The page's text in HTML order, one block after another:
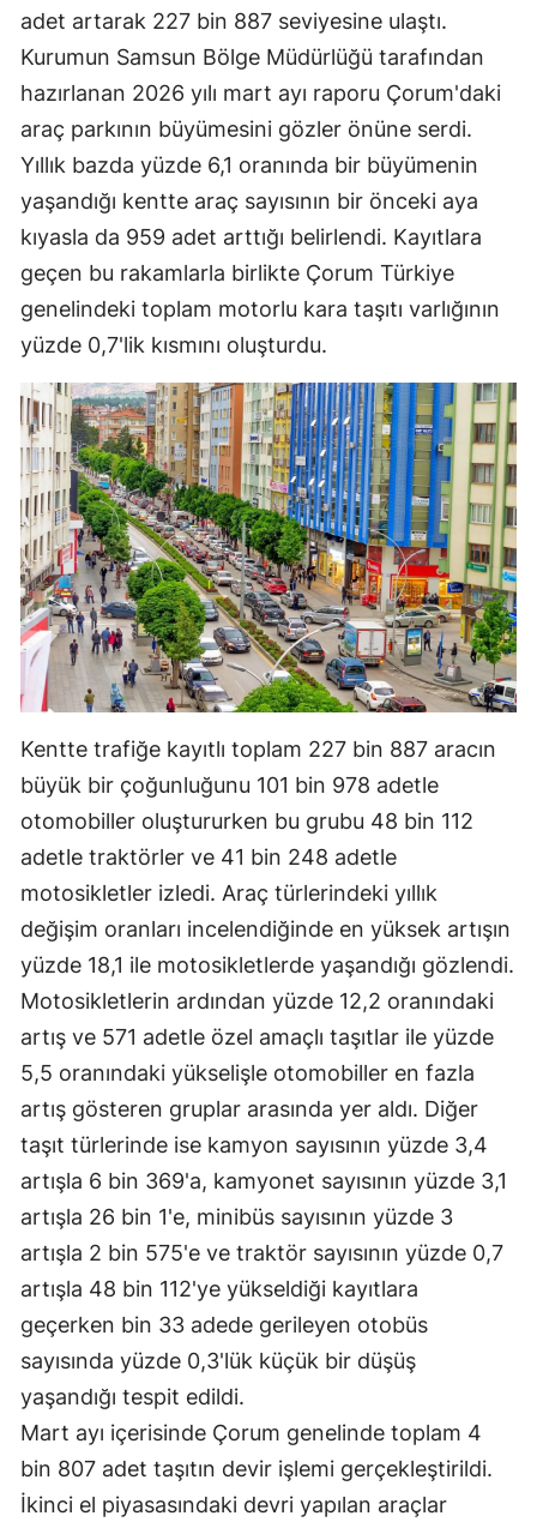
Gaziantep
Giresun
Gümüşhane
Hakkari
Hatay
Isparta
Mersin
İstanbul
İzmir
Kars
Kastamonu
Kayseri
Kırklareli
Kırşehir
Konya
Kütahya
Malatya
Manisa
Kahramanmaraş
Mardin
Muğla
Muş
Nevşehir
Niğde
Ordu
Rize
Sakarya
Siirt
Sinop
adet artarak 227 bin 887 seviyesine ulaştı.
Kurumun Samsun Bölge Müdürlüğü tarafından
hazırlanan 2026 yılı mart ayı raporu Çorum'daki
araç parkının büyümesini gözler önüne serdi.
Yıllık bazda yüzde 6,1 oranında bir büyümenin
yaşandığı kentte araç sayısının bir önceki aya
kıyasla da 959 adet arttığı belirlendi. Kayıtlara
geçen bu rakamlarla birlikte Çorum Türkiye
genelindeki toplam motorlu kara taşıtı varlığının
yüzde 0,7'lik kısmını oluşturdu.
Kentte trafiğe kayıtlı toplam 227 bin 887 aracın
büyük bir çoğunluğunu 101 bin 978 adetle
otomobiller oluştururken bu grubu 48 bin 112
adetle traktörler ve 41 bin 248 adetle
motosikletler izledi. Araç türlerindeki yıllık
değişim oranları incelendiğinde en yüksek artışın
yüzde 18,1 ile motosikletlerde yaşandığı gözlendi.
Motosikletlerin ardından yüzde 12,2 oranındaki
artış ve 571 adetle özel amaçlı taşıtlar ile yüzde
5,5 oranındaki yükselişle otomobiller en fazla
artış gösteren gruplar arasında yer aldı. Diğer
taşıt türlerinde ise kamyon sayısının yüzde 3,4
artışla 6 bin 369'a, kamyonet sayısının yüzde 3,1
artışla 26 bin 1'e, minibüs sayısının yüzde 3
artışla 2 bin 575'e ve traktör sayısının yüzde 0,7
artışla 48 bin 112'ye yükseldiği kayıtlara
geçerken bin 33 adede gerileyen otobüs
sayısında yüzde 0,3'lük küçük bir düşüş
yaşandığı tespit edildi.
Mart ayı içerisinde Çorum genelinde toplam 4
bin 807 adet taşıtın devir işlemi gerçekleştirildi.
İkinci el piyasasındaki devri yapılan araçlar